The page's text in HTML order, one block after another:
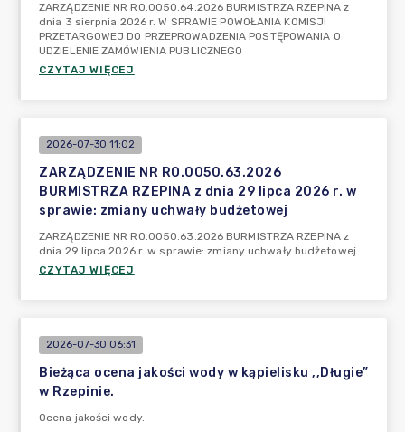
ZARZĄDZENIE NR RO.0050.64.2026 BURMISTRZA RZEPINA z
dnia 3 sierpnia 2026 r. W SPRAWIE POWOŁANIA KOMISJI
PRZETARGOWEJ DO PRZEPROWADZENIA POSTĘPOWANIA O
UDZIELENIE ZAMÓWIENIA PUBLICZNEGO
CZYTAJ WIĘCEJ
2026-07-30 11:02
ZARZĄDZENIE NR RO.0050.63.2026
BURMISTRZA RZEPINA z dnia 29 lipca 2026 r. w
sprawie: zmiany uchwały budżetowej
ZARZĄDZENIE NR RO.0050.63.2026 BURMISTRZA RZEPINA z
dnia 29 lipca 2026 r. w sprawie: zmiany uchwały budżetowej
CZYTAJ WIĘCEJ
2026-07-30 06:31
Bieżąca ocena jakości wody w kąpielisku ,,Długie”
w Rzepinie.
Ocena jakości wody.